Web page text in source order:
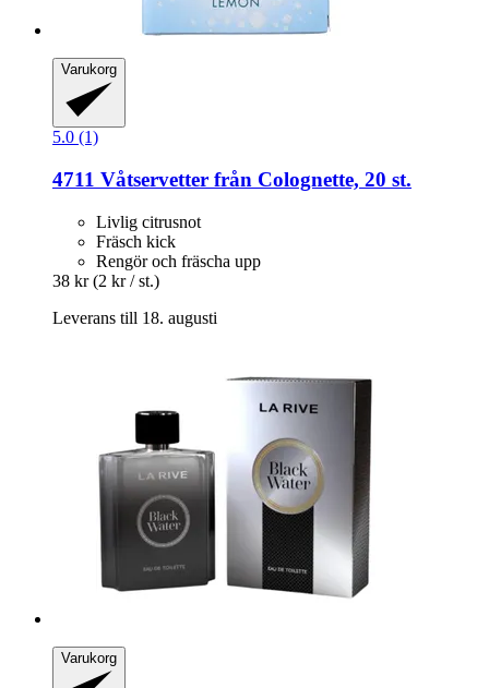
Varukorg
5.0 (1)
4711 Våtservetter från Colognette, 20 st.
Livlig citrusnot
Fräsch kick
Rengör och fräscha upp
38 kr (2 kr / st.)
Leverans till 18. augusti
Varukorg